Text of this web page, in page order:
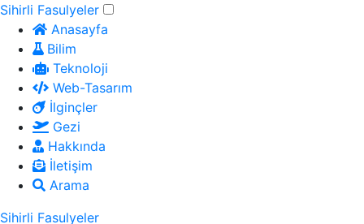
Sihirli Fasulyeler
Anasayfa
Bilim
Teknoloji
Web-Tasarım
İlginçler
Gezi
Hakkında
İletişim
Arama
Sihirli Fasulyeler